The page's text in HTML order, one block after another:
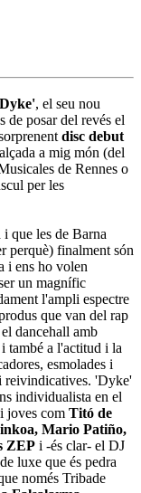
, el seu nou
de posar del revés el
disc debut
a mig món (del
de Rennes o
per les
que les de Barna
perquè) finalment són
i ens ho volen
un magnífic
l'ampli espectre
que van del rap
dancehall amb
també a l'actitud i la
esmolades i
reivindicatives. 'Dyke'
individualista en el
joves com Titó de
Mario Patiño,
ZEP i -és clar- el DJ
luxe que és pedra
només Tribade